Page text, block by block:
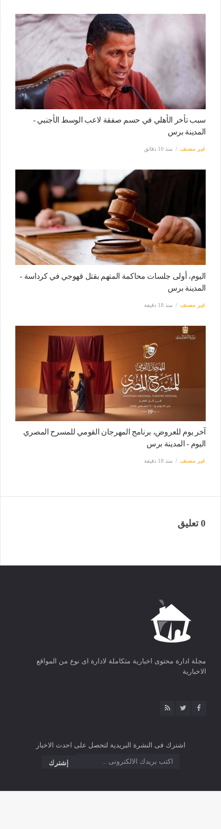
سبب تأخر الأهلي في حسم صفقة لاعب الوسط الأجنبي -
المدينة برس
غير مصنف منذ 10 دقائق
اليوم، أولى جلسات محاكمة المتهم بقتل قهوجي في كرداسة -
المدينة برس
غير مصنف منذ 18 دقيقة
آخر يوم للعروض، برنامج المهرجان القومي للمسرح المصري
اليوم - المدينة برس
غير مصنف منذ 18 دقيقة
0 تعليق
مجلة ادارة محتوى اخبارية متكاملة لادارة اى نوع من المواقع
الاخبارية
اشترك فى النشرة البريدية لتحصل على احدث الاخبار